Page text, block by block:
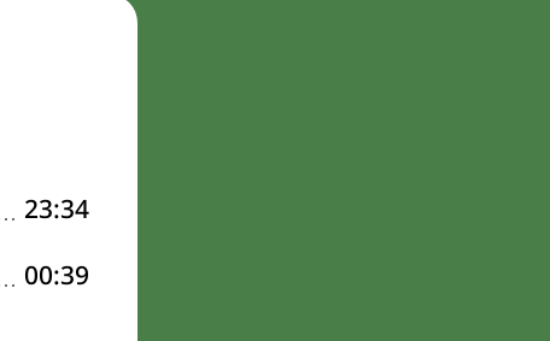
23:34
00:39